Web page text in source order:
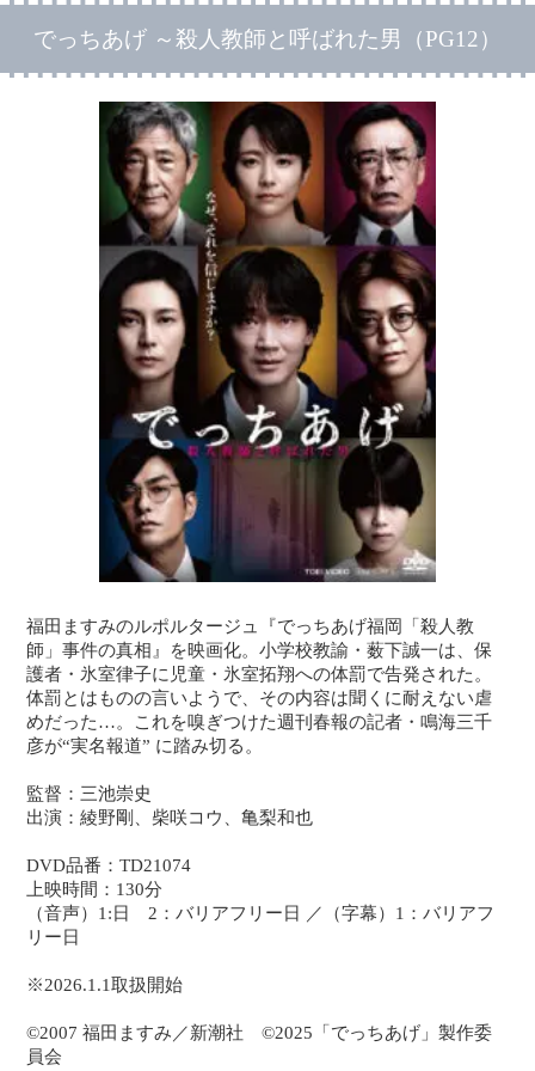
でっちあげ ～殺人教師と呼ばれた男（PG12）
福田ますみのルポルタージュ『でっちあげ福岡「殺人教
師」事件の真相』を映画化。小学校教諭・薮下誠一は、保
護者・氷室律子に児童・氷室拓翔への体罰で告発された。
体罰とはものの言いようで、その内容は聞くに耐えない虐
めだった…。これを嗅ぎつけた週刊春報の記者・鳴海三千
彦が“実名報道” に踏み切る。
監督：三池崇史
出演：綾野剛、柴咲コウ、亀梨和也
DVD品番：TD21074
上映時間：130分
（音声）1:日 2：バリアフリー日 ／（字幕）1：バリアフ
リー日
※2026.1.1取扱開始
©2007 福田ますみ／新潮社 ©2025「でっちあげ」製作委
員会